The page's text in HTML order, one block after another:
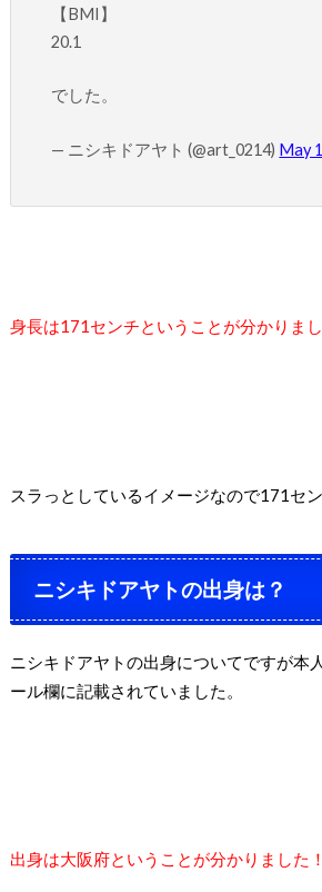
【BMI】
20.1
でした。
— ニシキドアヤト (@art_0214) May
身長は171センチということが分かりまし
スラっとしているイメージなので171セ
ニシキドアヤトの出身は？
ニシキドアヤトの出身についてですが本
ール欄に記載されていました。
出身は大阪府ということが分かりました！